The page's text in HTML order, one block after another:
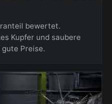
bewertet.
Kupfer und saubere
Preise.